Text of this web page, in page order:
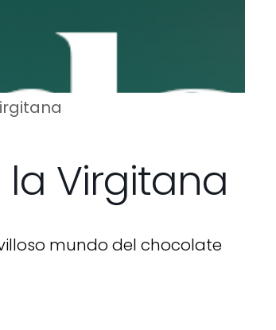
Virgitana
mundo del chocolate